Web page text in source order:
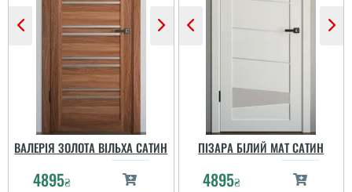
ВАЛЕРІЯ ЗОЛОТА ВІЛЬХА САТИН
4895₴
ПІЗАРА БІЛИЙ МАТ САТИН
4895₴